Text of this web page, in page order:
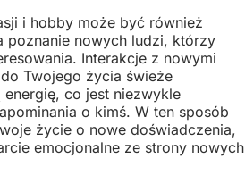
i hobby może być również
poznanie nowych ludzi, którzy
Interakcje z nowymi
Twojego życia świeże
co jest niezwykle
o kimś. W ten sposób
życie o nowe doświadczenia,
emocjonalne ze strony nowych